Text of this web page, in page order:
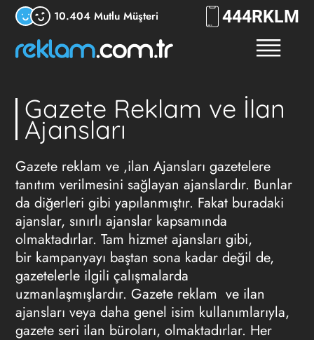
10.404 Mutlu Müşteri 444RKLM
Gazete Reklam ve İlan
Ajansları
Gazete reklam ve ,ilan Ajansları gazetelere
tanıtım verilmesini sağlayan ajanslardır. Bunlar
da diğerleri gibi yapılanmıştır. Fakat buradaki
ajanslar, sınırlı ajanslar kapsamında
olmaktadırlar. Tam hizmet ajansları gibi,
bir kampanyayı baştan sona kadar değil de,
gazetelerle ilgili çalışmalarda
uzmanlaşmışlardır. Gazete reklam ve ilan
ajansları veya daha genel isim kullanımlarıyla,
gazete seri ilan büroları, olmaktadırlar. Her